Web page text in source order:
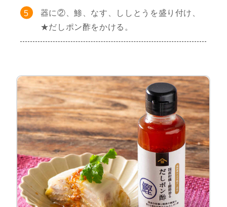
器に②、鯵、なす、ししとうを盛り付け、
★だしポン酢をかける。